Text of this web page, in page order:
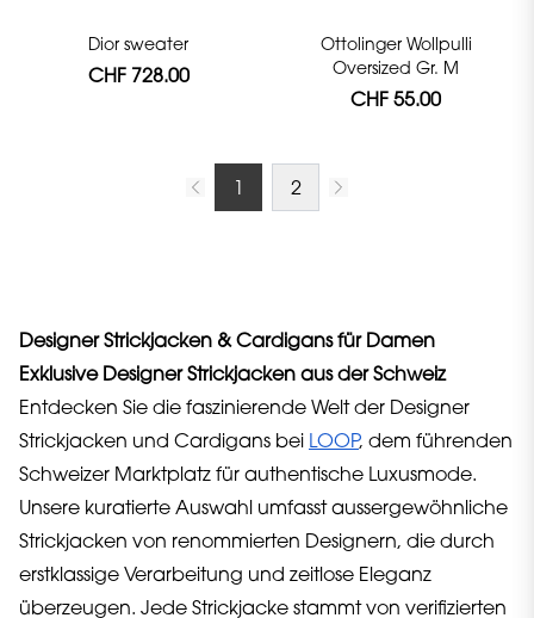
Dior sweater
CHF 728.00
Ottolinger Wollpulli
Oversized Gr. M
CHF 55.00
2
Designer Strickjacken & Cardigans für Damen
Exklusive Designer Strickjacken aus der Schweiz
Entdecken Sie die faszinierende Welt der Designer
Strickjacken und Cardigans bei LOOP, dem führenden
Schweizer Marktplatz für authentische Luxusmode.
Unsere kuratierte Auswahl umfasst aussergewöhnliche
Strickjacken von renommierten Designern, die durch
erstklassige Verarbeitung und zeitlose Eleganz
überzeugen. Jede Strickjacke stammt von verifizierten